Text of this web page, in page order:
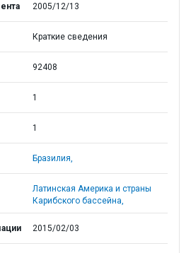
2005/12/13
Краткие сведения
92408
1
1
Бразилия,
Латинская Америка и страны
Карибского бассейна,
2015/02/03